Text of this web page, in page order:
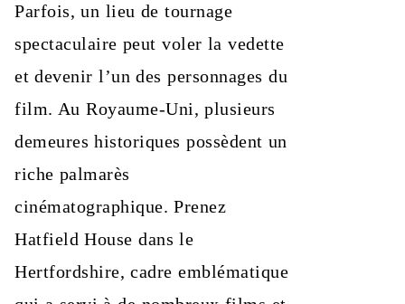
Parfois, un lieu de tournage
spectaculaire peut voler la vedette
et devenir l’un des personnages du
film. Au Royaume-Uni, plusieurs
demeures historiques possèdent un
riche palmarès
cinématographique. Prenez
Hatfield House dans le
Hertfordshire, cadre emblématique